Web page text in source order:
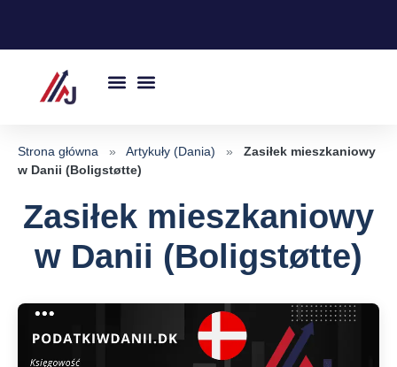
Przejdź
treści
Strona główna » Artykuły (Dania) »
Zasiłek mieszkaniowy
w Danii (Boligstøtte)
Zasiłek mieszkaniowy
w Danii (Boligstøtte)